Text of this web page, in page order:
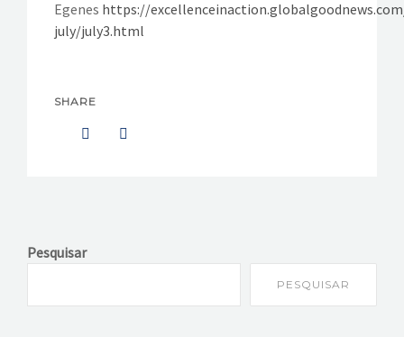
Egenes https://
july/july3.html
SHARE
Pesquisar
PESQUISAR